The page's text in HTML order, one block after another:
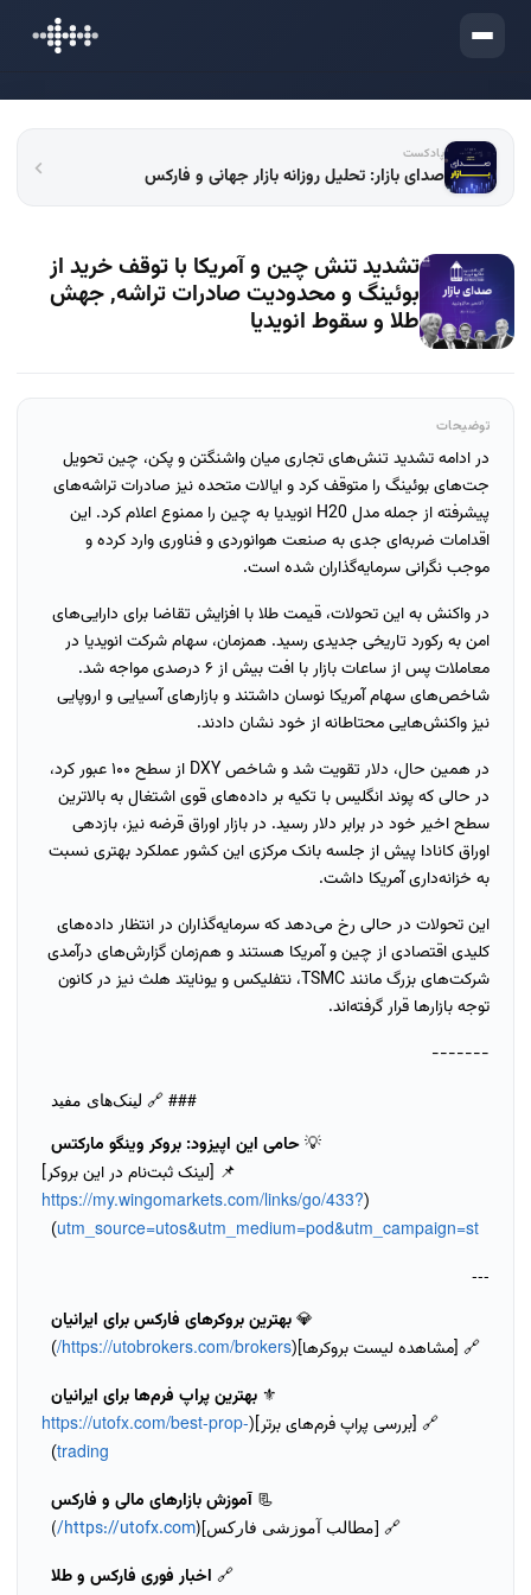
ورود
پادکست
صدای بازار: تحلیل روزانه بازار جهانی و فارکس
تشدید تنش چین و آمریکا با توقف خرید از
بوئینگ و محدودیت صادرات تراشه, جهش
طلا و سقوط انویدیا
توضیحات
در ادامه تشدید تنش‌های تجاری میان واشنگتن و پکن، چین تحویل
جت‌های بوئینگ را متوقف کرد و ایالات متحده نیز صادرات تراشه‌های
پیشرفته از جمله مدل H20 انویدیا به چین را ممنوع اعلام کرد. این
اقدامات ضربه‌ای جدی به صنعت هوانوردی و فناوری وارد کرده و
موجب نگرانی سرمایه‌گذاران شده است.
در واکنش به این تحولات، قیمت طلا با افزایش تقاضا برای دارایی‌های
امن به رکورد تاریخی جدیدی رسید. همزمان، سهام شرکت انویدیا در
معاملات پس از ساعات بازار با افت بیش از ۶ درصدی مواجه شد.
شاخص‌های سهام آمریکا نوسان داشتند و بازارهای آسیایی و اروپایی
نیز واکنش‌هایی محتاطانه از خود نشان دادند.
در همین حال، دلار تقویت شد و شاخص DXY از سطح ۱۰۰ عبور کرد،
در حالی که پوند انگلیس با تکیه بر داده‌های قوی اشتغال به بالاترین
سطح اخیر خود در برابر دلار رسید. در بازار اوراق قرضه نیز، بازدهی
اوراق کانادا پیش از جلسه بانک مرکزی این کشور عملکرد بهتری نسبت
به خزانه‌داری آمریکا داشت.
این تحولات در حالی رخ می‌دهد که سرمایه‌گذاران در انتظار داده‌های
کلیدی اقتصادی از چین و آمریکا هستند و هم‌زمان گزارش‌های درآمدی
شرکت‌های بزرگ مانند TSMC، نتفلیکس و یونایتد هلث نیز در کانون
توجه بازارها قرار گرفته‌اند.
-------
### 🔗 لینک‌های مفید
💡 حامی این اپیزود: بروکر وینگو مارکتس
📌 [لینک ثبت‌نام در این بروکر]
(
https://my.wingomarkets.com/links/go/433?
utm_source=utos&utm_medium=pod&utm_campaign=st
)
---
💎 بهترین بروکرهای فارکس برای ایرانیان
🔗 [مشاهده لیست بروکرها](https://utobrokers.com/brokers/
)
⚜️ بهترین پراپ فرم‌ها برای ایرانیان
🔗 [بررسی پراپ فرم‌های برتر](https://utofx.com/best-prop-
trading
)
📃 آموزش بازارهای مالی و فارکس
🔗 [مطالب آموزشی فارکس](https://utofx.com/
)
🔗 اخبار فوری فارکس و طلا